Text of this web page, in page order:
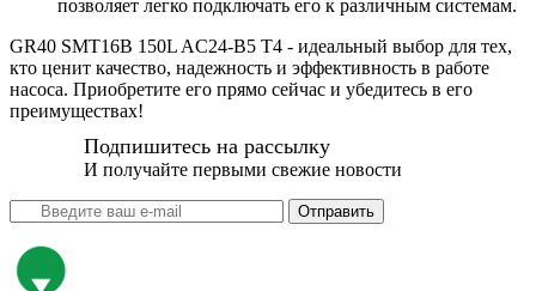
позволяет легко подключать его к различным системам.
GR40 SMT16B 150L AC24-B5 T4 - идеальный выбор для тех,
кто ценит качество, надежность и эффективность в работе
насоса. Приобретите его прямо сейчас и убедитесь в его
преимуществах!
Подпишитесь на рассылку
И получайте первыми свежие новости
Отправить